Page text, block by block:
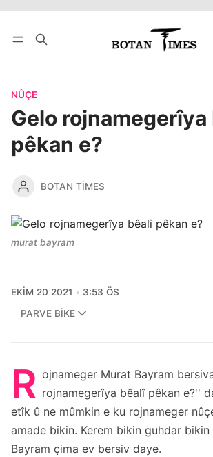
bişopîne
NÛÇE
Gelo rojnamegerîya
pêkan e?
BOTAN TIMES
murat bayram
EKIM 20 2021
3:53 ÖS
PARVE BIKE
R ojnameger Murat Bayram
rojnamegerîya bêalî pêkan e?''
etîk û ne mûmkin e ku rojnameger
amade bikin. Kerem bikin guhdar bikin
Bayram çima ev bersiv daye.